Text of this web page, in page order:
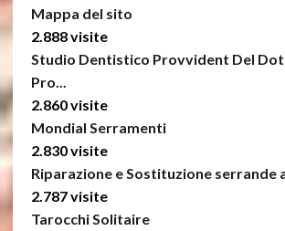
Mappa del sito
2.888 visite
Studio Dentistico Provvident Del
Pro...
2.860 visite
Mondial Serramenti
2.830 visite
Riparazione e Sostituzione serrande
2.787 visite
Tarocchi Solitaire